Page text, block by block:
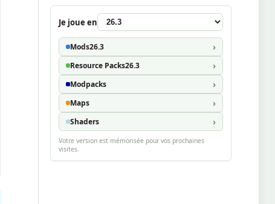
Je joue en
Mods26.3
Resource Packs26.3
Modpacks
Maps
Shaders
Votre version est mémorisée pour vos prochaines
visites.